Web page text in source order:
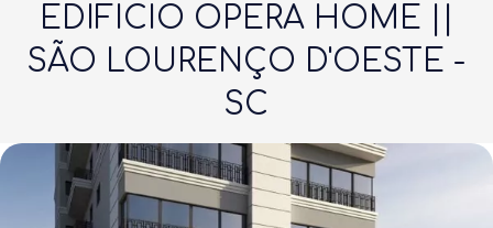
EDIFICIO OPERA HOME ||
SÃO LOURENÇO D'OESTE -
SC